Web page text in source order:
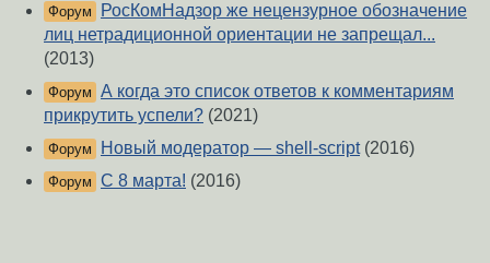
Форум
РосКомНадзор же нецензурное обозначение
лиц нетрадиционной ориентации не запрещал...
(2013)
Форум А когда это список ответов к комментариям
прикрутить успели? (2021)
Форум Новый модератор — shell-script(2016)
Форум С 8 марта! (2016)